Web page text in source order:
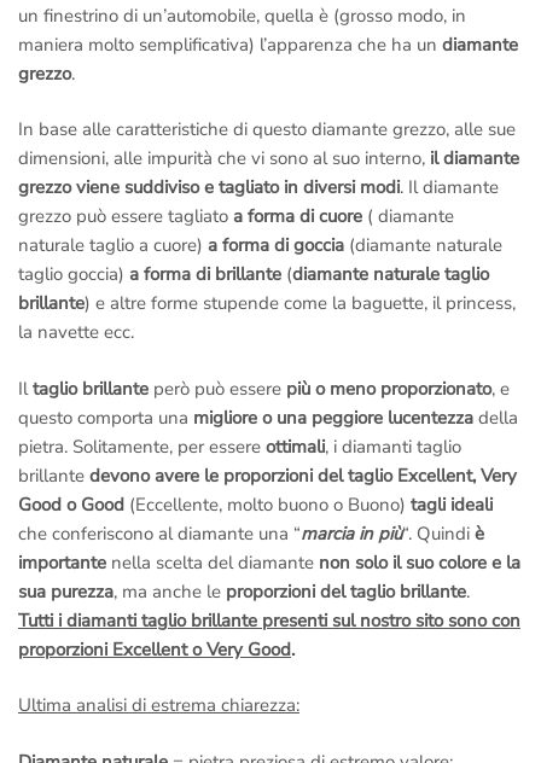
un finestrino di un’automobile, quella è (grosso modo, in
maniera molto semplificativa) l’apparenza che ha un diamante
grezzo.
In base alle caratteristiche di questo diamante grezzo, alle sue
dimensioni, alle impurità che vi sono al suo interno, il diamante
grezzo viene suddiviso e tagliato in diversi modi. Il diamante
grezzo può essere tagliato a forma di cuore ( diamante
naturale taglio a cuore) a forma di goccia (diamante naturale
taglio goccia) a forma di brillante (diamante naturale taglio
brillante) e altre forme stupende come la baguette, il princess,
la navette ecc.
Iltaglio brillante però può essere più o meno proporzionato, e
questo comporta una migliore o una peggiore lucentezza della
pietra. Solitamente, per essere ottimali, i diamanti taglio
brillante devono avere le proporzioni del taglio Excellent, Very
Good o Good (Eccellente, molto buono o Buono) tagli ideali
che conferiscono al diamante una “marcia in più“. Quindi è
importante nella scelta del diamante non solo il suo colore e la
sua purezza, ma anche le proporzioni del taglio brillante.
Tutti i diamanti taglio brillante presenti sul nostro sito sono con
proporzioni Excellent o Very Good.
Ultima analisi di estrema chiarezza: